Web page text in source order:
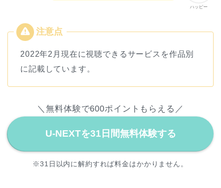
ハッピー
2022年2月現在に視聴できるサービスを作品別
に記載しています。
＼無料体験で600ポイントもらえる／
U-NEXTを31日間無料体験する
※31日以内に解約すれば料金はかかりません。